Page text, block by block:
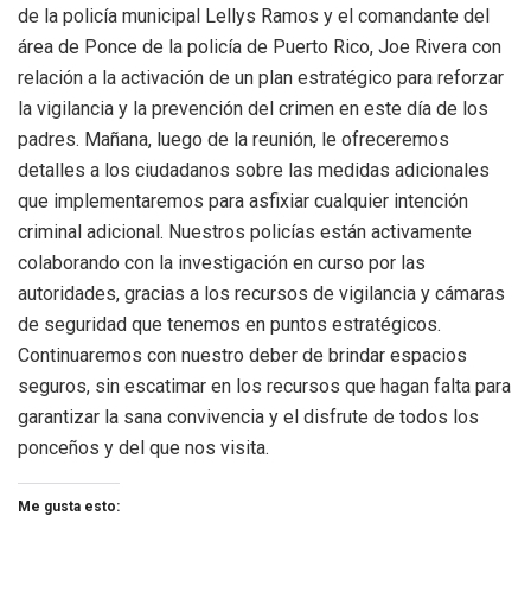
de la policía municipal Lellys Ramos y el comandante del
área de Ponce de la policía de Puerto Rico, Joe Rivera con
relación a la activación de un plan estratégico para reforzar
la vigilancia y la prevención del crimen en este día de los
padres. Mañana, luego de la reunión, le ofreceremos
detalles a los ciudadanos sobre las medidas adicionales
que implementaremos para asfixiar cualquier intención
criminal adicional. Nuestros policías están activamente
colaborando con la investigación en curso por las
autoridades, gracias a los recursos de vigilancia y cámaras
de seguridad que tenemos en puntos estratégicos.
Continuaremos con nuestro deber de brindar espacios
seguros, sin escatimar en los recursos que hagan falta para
garantizar la sana convivencia y el disfrute de todos los
ponceños y del que nos visita.
Me gusta esto: